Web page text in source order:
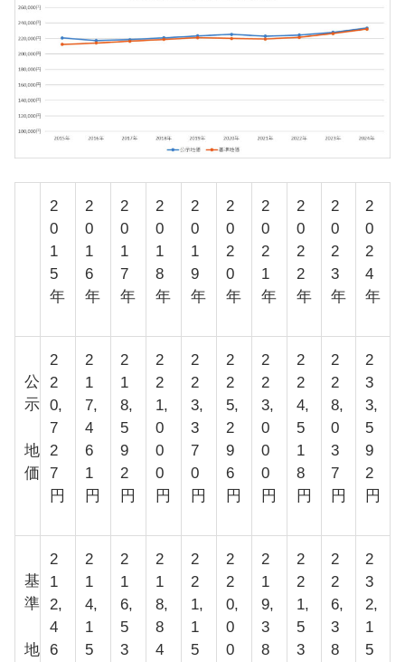
2
0
1
5
年
2
0
1
6
年
2
0
1
7
年
2
0
1
8
年
2
0
1
9
年
2
0
2
0
年
2
0
2
1
年
2
0
2
2
年
2
0
2
3
年
2
0
2
4
年
公
示
地
価
2
2
0,
7
2
7
円
2
1
7,
4
6
1
円
2
1
8,
5
9
2
円
2
2
1,
0
0
0
円
2
2
3,
3
7
0
円
2
2
5,
2
9
6
円
2
2
3,
0
0
0
円
2
2
4,
5
1
8
円
2
2
8,
0
3
7
円
2
3
3,
5
9
2
円
基
準
地
2
1
2,
4
6
2
1
4,
1
5
2
1
6,
5
3
2
1
8,
8
4
2
2
1,
1
5
2
2
0,
0
0
2
1
9,
3
8
2
2
1,
5
3
2
2
6,
3
8
2
3
2,
1
5